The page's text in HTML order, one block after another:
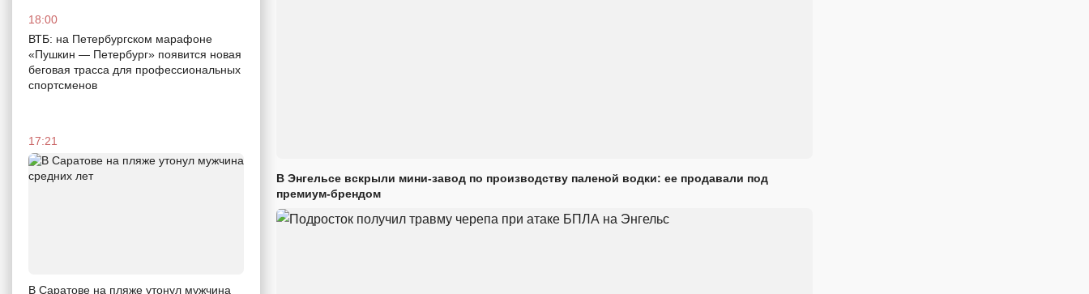
18:00
ВТБ: на Петербургском марафоне
«Пушкин — Петербург» появится новая
беговая трасса для профессиональных
спортсменов
17:21
В Саратове на пляже утонул мужчина
В Энгельсе вскрыли мини-завод по производству паленой водки: ее продавали под
премиум-брендом